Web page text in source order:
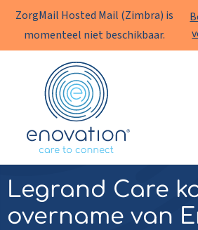
ZorgMail Hosted Mail (Zimbra) is
momenteel niet beschikbaar.
Enovation
Nieuws|23 april 2024
Legrand Care
overname van